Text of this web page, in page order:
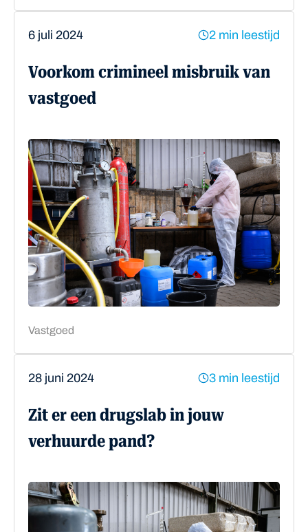
6 juli 2024 2 min leestijd
Voorkom crimineel misbruik van
vastgoed
Vastgoed
28 juni 2024 3 min leestijd
Zit er een drugslab in jouw
verhuurde pand?